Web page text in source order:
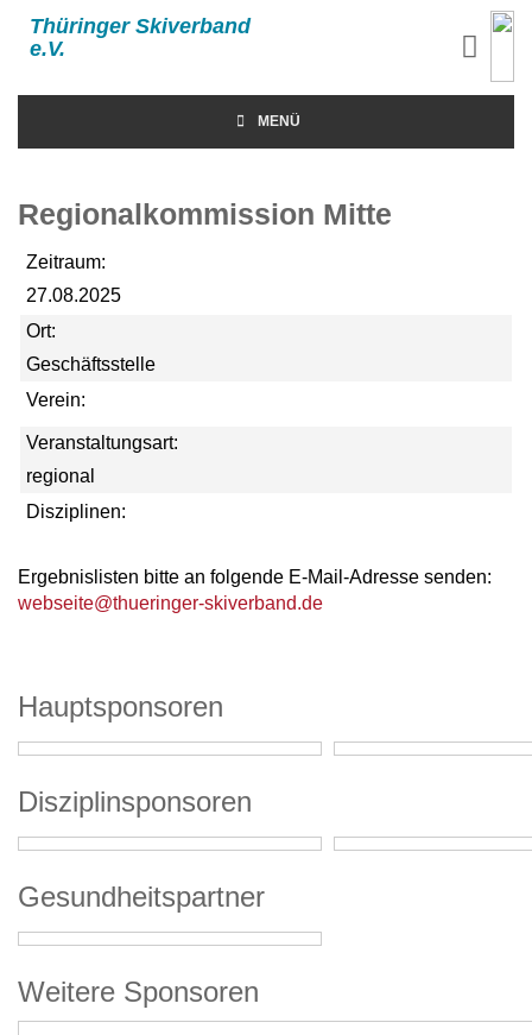
Thüringer Skiverband
e.V.
MENÜ
Regionalkommission Mitte
Zeitraum:
27.08.2025
Ort:
Geschäftsstelle
Verein:
Veranstaltungsart:
regional
Disziplinen:
Ergebnislisten bitte an folgende E-Mail-Adresse senden:
webseite@thueringer-skiverband.de
Hauptsponsoren
Disziplinsponsoren
Gesundheitspartner
Weitere Sponsoren